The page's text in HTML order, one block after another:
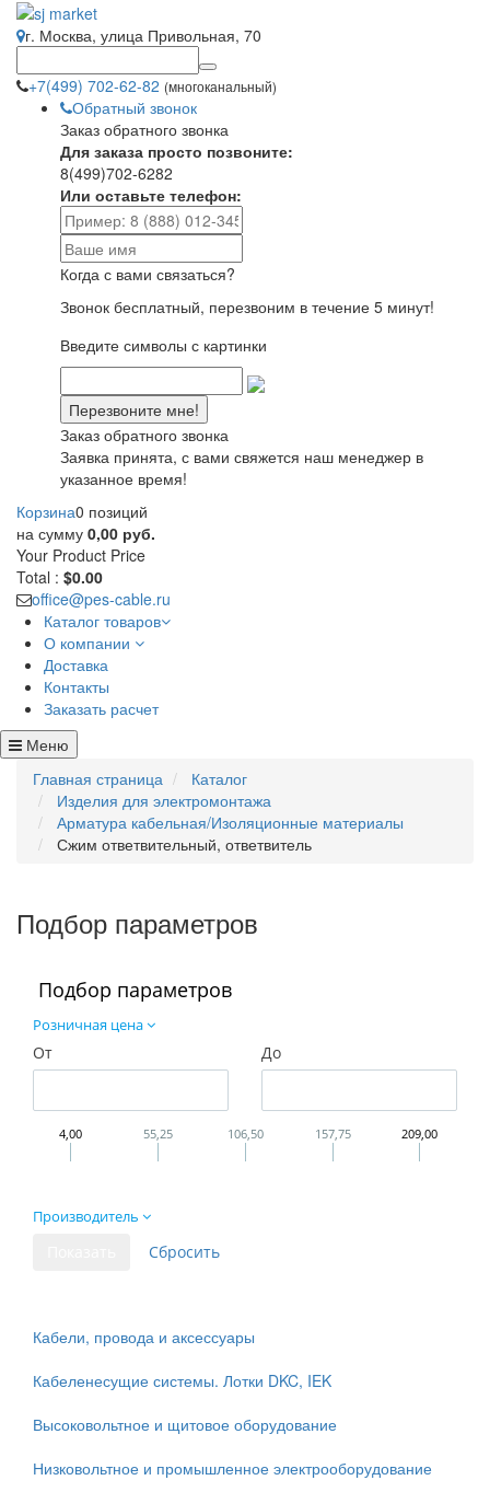
г. Москва, улица Привольная, 70
+7(499) 702-62-82 (многоканальный)
Обратный звонок
Заказ обратного звонка
Для заказа просто позвоните:
8(499)702-6282
Или оставьте телефон:
Когда с вами связаться?
Звонок бесплатный, перезвоним в течение 5 минут!
Введите символы с картинки
Заказ обратного звонка
Заявка принята, с вами свяжется наш менеджер в
указанное время!
Корзина0 позиций
на сумму 0,00 руб.
Your Product Price
Total : $0.00
office@pes-cable.ru
Каталог товаров
О компании
Доставка
Контакты
Заказать расчет
Меню
Главная страница
Каталог
Изделия для электромонтажа
Арматура кабельная/Изоляционные материалы
Сжим ответвительный, ответвитель
Подбор параметров
Подбор параметров
Розничная цена
От До
4,00 55,25 106,50 157,75 209,00
Производитель
Кабели, провода и аксессуары
Кабеленесущие системы. Лотки DKC, IEK
Высоковольтное и щитовое оборудование
Низковольтное и промышленное электрооборудование